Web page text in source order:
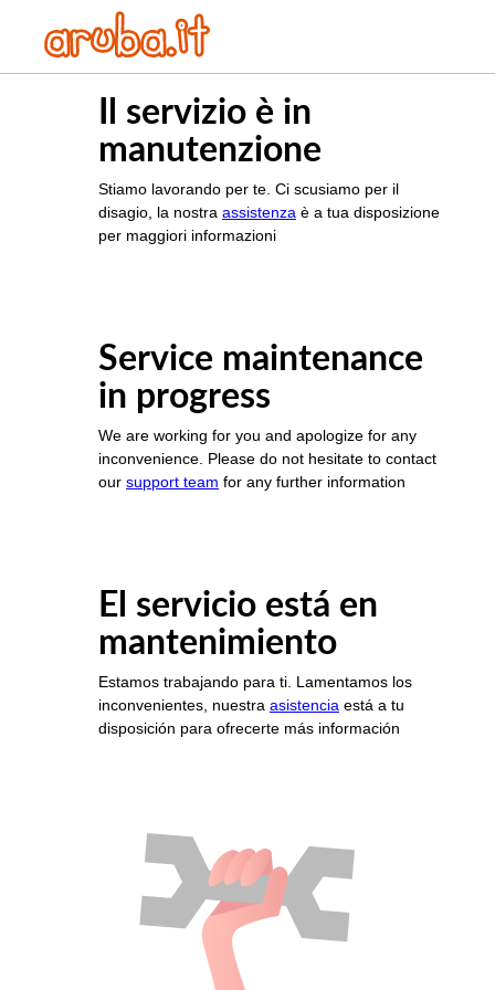
Il servizio è in
manutenzione
Stiamo lavorando per te. Ci scusiamo per il
disagio, la nostra assistenza è a tua disposizione
per maggiori informazioni
Service maintenance
in progress
We are working for you and apologize for any
inconvenience. Please do not hesitate to contact
our support team for any further information
El servicio está en
mantenimiento
Estamos trabajando para ti. Lamentamos los
inconvenientes, nuestra asistencia está a tu
disposición para ofrecerte más información